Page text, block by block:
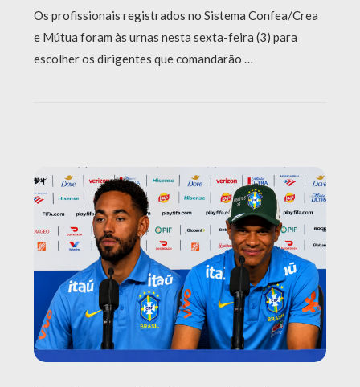
Os profissionais registrados no Sistema Confea/Crea
e Mútua foram às urnas nesta sexta-feira (3) para
escolher os dirigentes que comandarão …